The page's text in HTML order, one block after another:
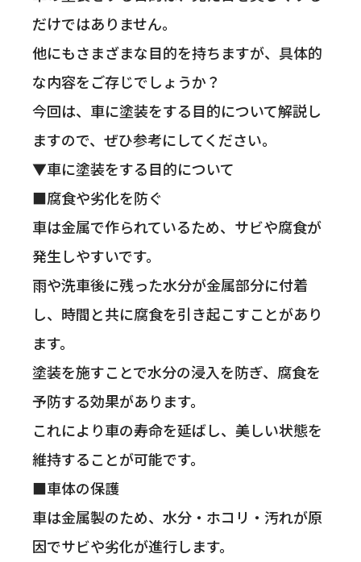
だけではありません。
他にもさまざまな目的を持ちますが、具体的
な内容をご存じでしょうか？
今回は、車に塗装をする目的について解説し
ますので、ぜひ参考にしてください。
▼車に塗装をする目的について
■腐食や劣化を防ぐ
車は金属で作られているため、サビや腐食が
発生しやすいです。
雨や洗車後に残った水分が金属部分に付着
し、時間と共に腐食を引き起こすことがあり
ます。
塗装を施すことで水分の浸入を防ぎ、腐食を
予防する効果があります。
これにより車の寿命を延ばし、美しい状態を
維持することが可能です。
■車体の保護
車は金属製のため、水分・ホコリ・汚れが原
因でサビや劣化が進行します。